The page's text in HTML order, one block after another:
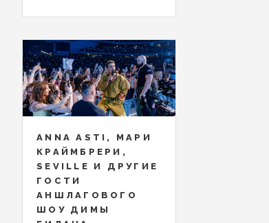
ANNA ASTI, МАРИ
КРАЙМБРЕРИ,
SEVILLE И ДРУГИЕ
ГОСТИ
АНШЛАГОВОГО
ШОУ ДИМЫ